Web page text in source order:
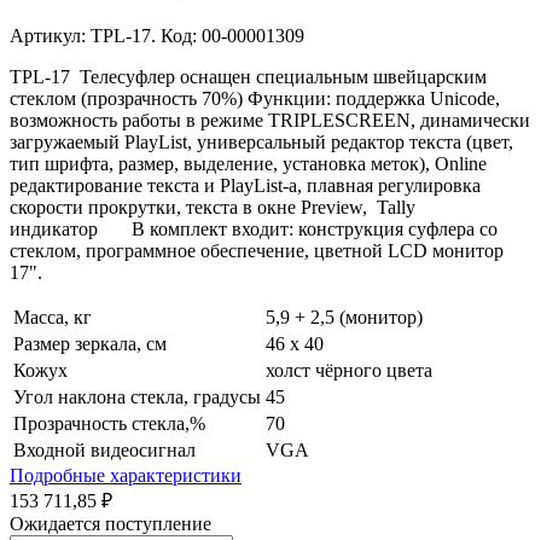
Артикул: TPL-17. Код: 00-00001309
TPL-17 Телесуфлер оснащен специальным швейцарским
стеклом (прозрачность 70%) Функции: поддержка Unicode,
возможность работы в режиме TRIPLESCREEN, динамически
загружаемый PlayList, универсальный редактор текста (цвет,
тип шрифта, размер, выделение, установка меток), Online
редактирование текста и PlayList-a, плавная регулировка
скорости прокрутки, текста в окне Preview, Tally
индикатор В комплект входит: конструкция cуфлера со
стеклом, программное обеспечение, цветной LCD монитор
17".
Масса, кг
5,9 + 2,5 (монитор)
Размер зеркала, см
46 x 40
Кожух
холст чёрного цвета
Угол наклона стекла, градусы 45
Прозрачность стекла,%
70
Входной видеосигнал
VGA
Подробные характеристики
153 711,85 ₽
Ожидается поступление